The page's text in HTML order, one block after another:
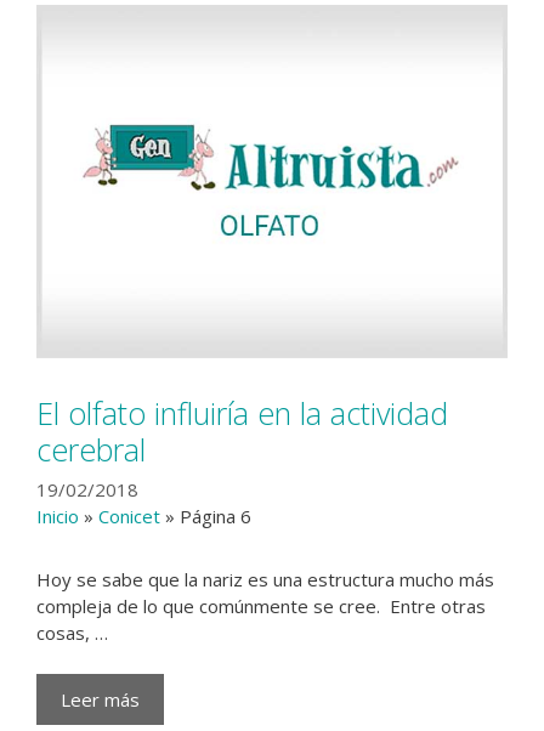
El olfato influiría en la actividad
cerebral
19/02/2018
Inicio » Conicet » Página 6
Hoy se sabe que la nariz es una estructura mucho más
compleja de lo que comúnmente se cree. Entre otras
cosas, …
Leer más